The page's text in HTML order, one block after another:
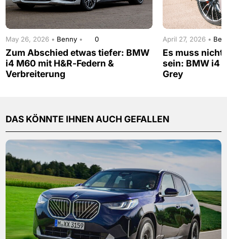
May 26, 2026 • Benny • 0
Zum Abschied etwas tiefer: BMW
i4 M60 mit H&R-Federn &
Verbreiterung
April 27, 2026 •
Es muss nicht
sein: BMW i4
Grey
DAS KÖNNTE IHNEN AUCH GEFALLEN